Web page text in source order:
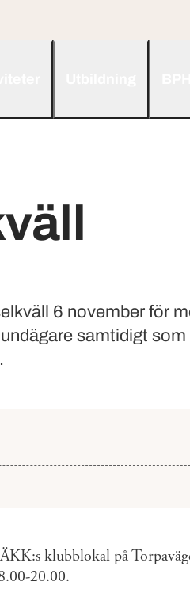
6 november för
samtidigt
klubblokal på
20.00.